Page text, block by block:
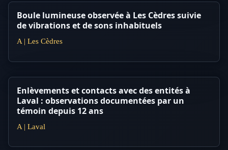
Boule lumineuse observée à Les Cèdres suivie
de vibrations et de sons inhabituels
A | Les Cèdres
Enlèvements et contacts avec des entités à
Laval : observations documentées par un
témoin depuis 12 ans
A | Laval